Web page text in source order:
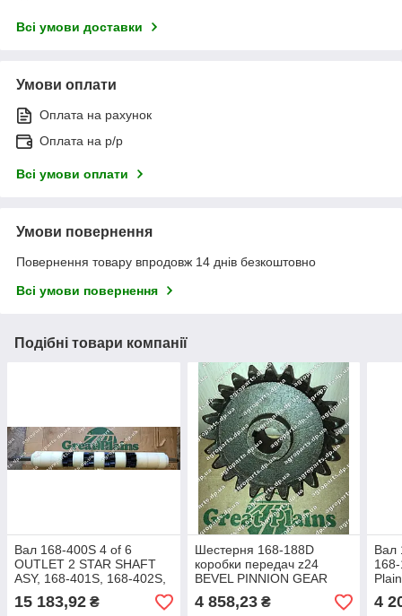
Всі умови доставки
Умови оплати
Оплата на рахунок
Оплата на р/р
Всі умови оплати
Умови повернення
Повернення товару впродовж 14 днів безкоштовно
Всі умови повернення
Подібні товари компанії
Вал 168-400S 4 of 6
OUTLET 2 STAR SHAFT
ASY, 168-401S, 168-402S,
Great Plains 168-384S,
168-385S, 168-386S
15 183,92 ₴
Шестерня 168-188D
коробки передач z24
BEVEL PINNION GEAR
Great Plains 168-188d
4 858,23₴
Вал
4